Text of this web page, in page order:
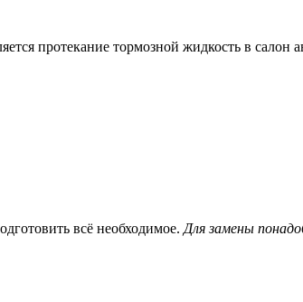
протекание тормозной жидкость в
всё необходимое. Для замены